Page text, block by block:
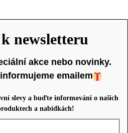
newsletteru
akce nebo novinky.
emailem
slevy a buďte informováni o našich
a nabídkách!